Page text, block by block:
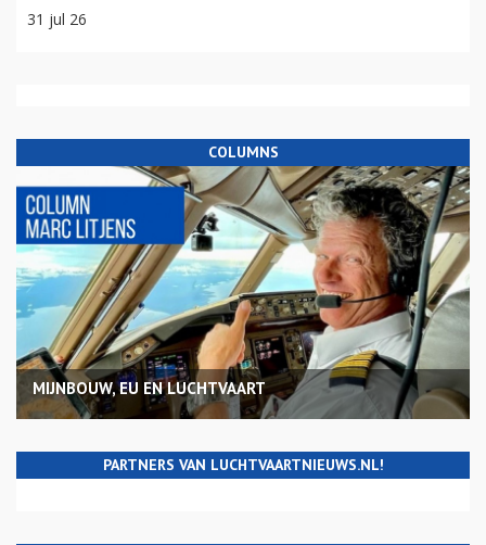
31 jul 26
COLUMNS
MIJNBOUW, EU EN LUCHTVAART
PARTNERS VAN LUCHTVAARTNIEUWS.NL!